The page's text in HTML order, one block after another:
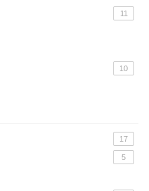
11
10
17
5